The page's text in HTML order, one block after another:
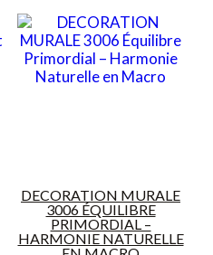
DECORATION MURALE
3006 ÉQUILIBRE
PRIMORDIAL –
HARMONIE NATURELLE